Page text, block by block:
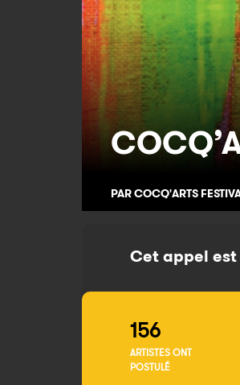
PAR COCQ'ARTS
Cet appel
156
ARTISTES ONT
POSTULÉ